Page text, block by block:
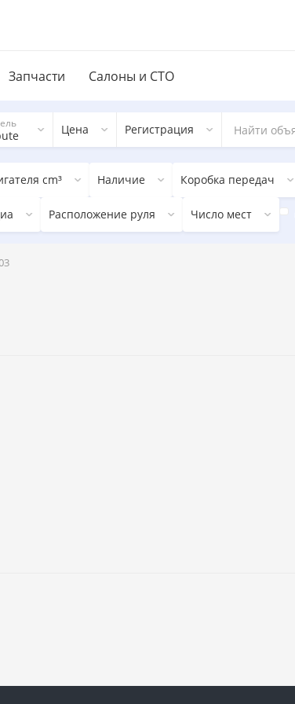
Запчасти Салоны и СТО
Цена Регистрация
cm³ Наличие Коробка передач
Расположение руля Число мест